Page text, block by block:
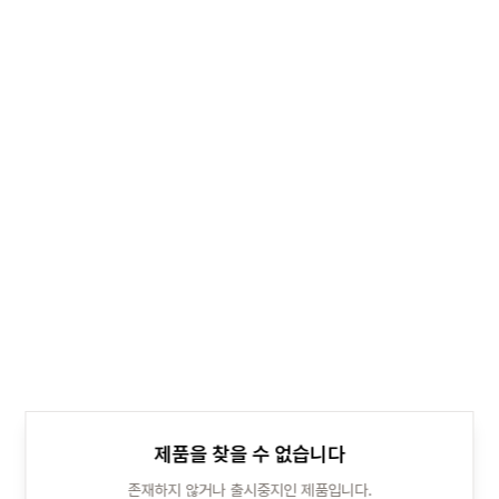
제품을 찾을 수 없습니다
존재하지 않거나 출시중지인 제품입니다.